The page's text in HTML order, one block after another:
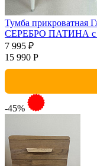
Тумба
СЕРЕБРО ПАТИНА с
7 995 ₽
15 990 Р
-45%